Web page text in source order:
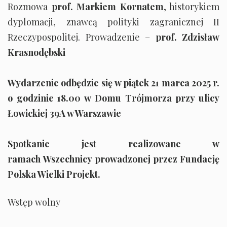
Rozmowa prof. Markiem Kornatem, historykiem
dyplomacji, znawcą polityki zagranicznej II
Rzeczypospolitej. Prowadzenie – prof. Zdzisław
Krasnodębski
Wydarzenie odbędzie się w piątek 21 marca 2025 r.
o godzinie 18.00 w Domu Trójmorza przy ulicy
Łowickiej 39A w Warszawie
Spotkanie jest realizowane w
ramach Wszechnicy prowadzonej przez Fundację
Polska Wielki Projekt.
Wstęp wolny